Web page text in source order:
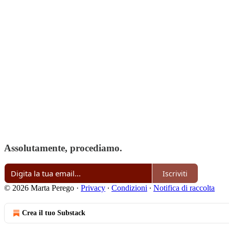
Assolutamente, procediamo.
Iscriviti
© 2026 Marta Perego · Privacy ∙ Condizioni ∙ Notifica di raccolta
Crea il tuo Substack